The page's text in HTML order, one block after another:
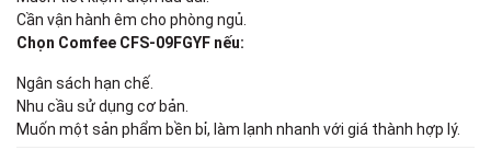
Cần vận hành êm cho phòng ngủ.
Chọn Comfee CFS-09FGYF nếu:
Ngân sách hạn chế.
Nhu cầu sử dụng cơ bản.
Muốn một sản phẩm bền bỉ, làm lạnh nhanh với giá thành hợp lý.